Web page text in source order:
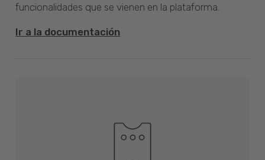
funcionalidades que se vienen en la plataforma.
Ir a la documentación